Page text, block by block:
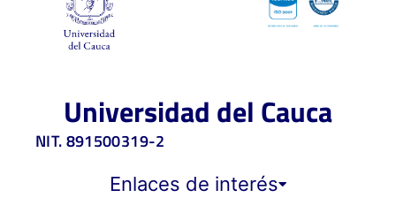
Universidad del Cauca
NIT. 891500319-2
Enlaces de interés